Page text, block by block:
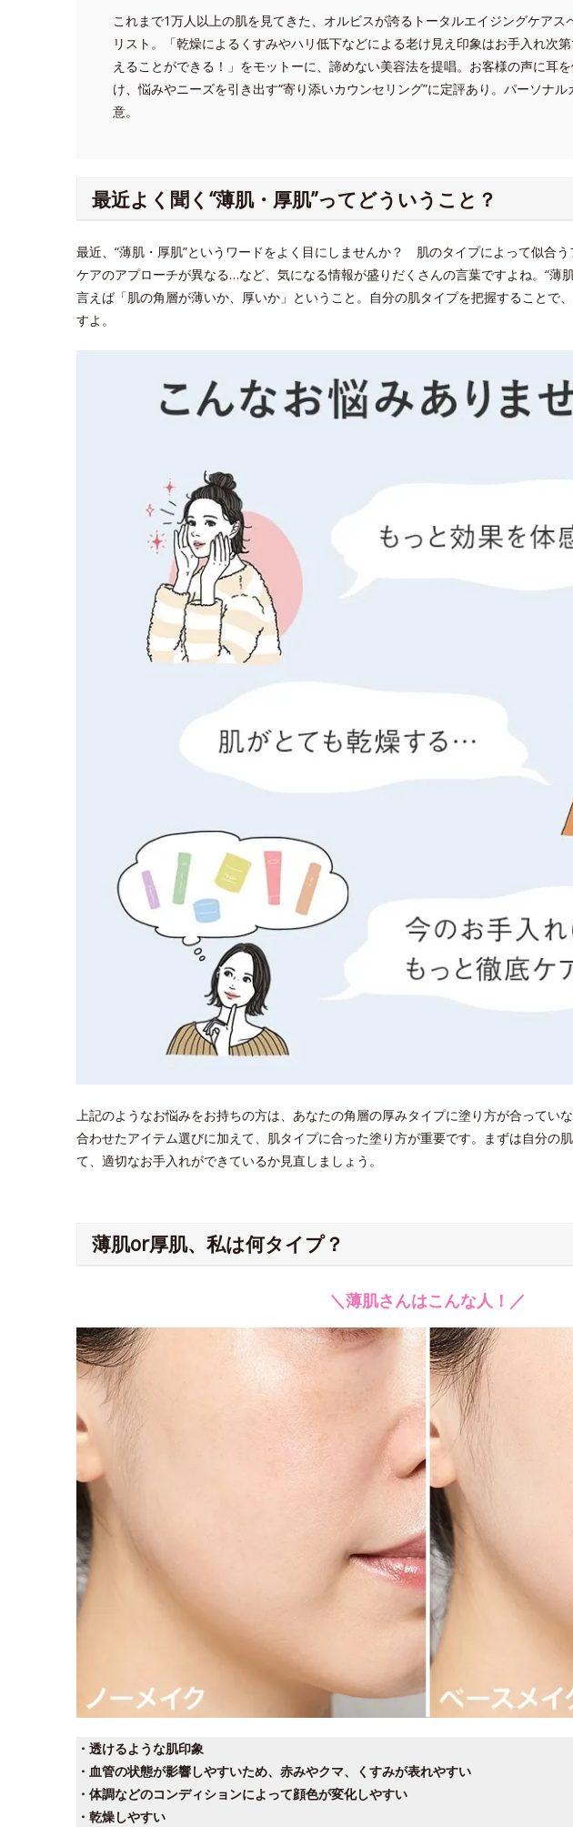
これまで1万人以上の肌を見てきた、オルビスが誇るトータルエイジングケアス
リスト。「乾燥によるくすみやハリ低下などによる老け見え印象はお手入れ次
えることができる！」をモットーに、諦めない美容法を提唱。お客様の声に耳
け、悩みやニーズを引き出す“寄り添いカウンセリング”に定評あり。パーソナ
意。
最近よく聞く“薄肌・厚肌”ってどういうこと？
最近、“薄肌・厚肌”というワードをよく目にしませんか？ 肌のタイプによって似合
ケアのアプローチが異なる…など、気になる情報が盛りだくさんの言葉ですよね。“薄
言えば「肌の角層が薄いか、厚いか」ということ。自分の肌タイプを把握することで
すよ。
上記のようなお悩みをお持ちの方は、あなたの角層の厚みタイプに塗り方が合ってい
合わせたアイテム選びに加えて、肌タイプに合った塗り方が重要です。まずは自分の
て、適切なお手入れができているか見直しましょう。
薄肌or厚肌、私は何タイプ？
＼薄肌さんはこんな人！／
・透けるような肌印象
・血管の状態が影響しやすいため、赤みやクマ、くすみが表れやすい
・体調などのコンディションによって顔色が変化しやすい
・乾燥しやすい